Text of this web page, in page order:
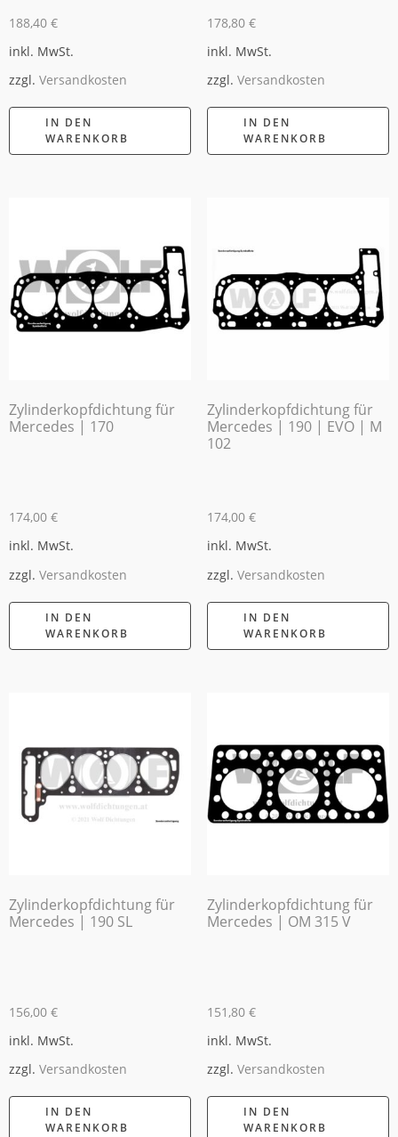
188,40 €
inkl. MwSt.
zzgl. Versandkosten
IN DEN
WARENKORB
178,80 €
inkl. MwSt.
zzgl. Versandkosten
IN DEN
WARENKORB
Zylinderkopfdichtung für
Mercedes | 170
174,00 €
inkl. MwSt.
zzgl. Versandkosten
IN DEN
WARENKORB
Zylinderkopfdichtung für
Mercedes | 190 | EVO | M
102
174,00 €
inkl. MwSt.
zzgl. Versandkosten
IN DEN
WARENKORB
Zylinderkopfdichtung für
Mercedes | 190 SL
156,00 €
inkl. MwSt.
zzgl. Versandkosten
IN DEN
WARENKORB
Zylinderkopfdichtung für
Mercedes | OM 315 V
151,80 €
inkl. MwSt.
zzgl. Versandkosten
IN DEN
WARENKORB